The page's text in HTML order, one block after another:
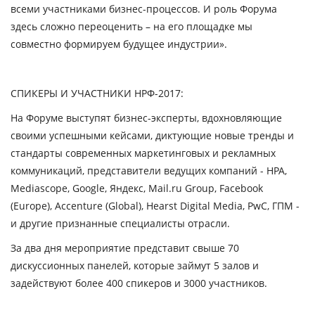
всеми участниками бизнес-процессов. И роль Форума
здесь сложно переоценить – на его площадке мы
совместно формируем будущее индустрии».
СПИКЕРЫ И УЧАСТНИКИ НРФ-2017:
На Форуме выступят бизнес-эксперты, вдохновляющие
своими успешными кейсами, диктующие новые тренды и
стандарты современных маркетинговых и рекламных
коммуникаций, представители ведущих компаний - НРА,
Mediascope, Google, Яндекс, Mail.ru Group, Facebook
(Europe), Accenture (Global), Hearst Digital Media, PwC, ГПМ -
и другие признанные специалисты отрасли.
За два дня мероприятие представит свыше 70
дискуссионных панелей, которые займут 5 залов и
задействуют более 400 спикеров и 3000 участников.